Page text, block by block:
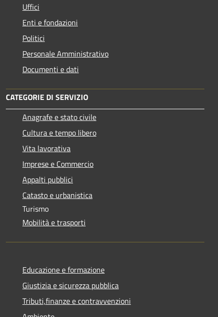
Uffici
Enti e fondazioni
Politici
Personale Amministrativo
Documenti e dati
CATEGORIE DI SERVIZIO
Anagrafe e stato civile
Cultura e tempo libero
Vita lavorativa
Imprese e Commercio
Appalti pubblici
Catasto e urbanistica
Turismo
Mobilità e trasporti
Educazione e formazione
Giustizia e sicurezza pubblica
Tributi,finanze e contravvenzioni